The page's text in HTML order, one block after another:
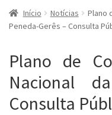
Início Notícias
Plano
Peneda-Gerês – Consulta
Plano de
Nacional
Consulta